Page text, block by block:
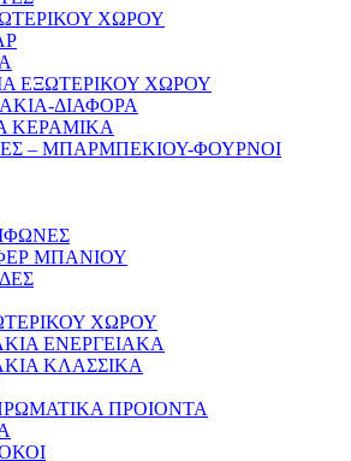
ΧΩΡΟΥ
ΕΞΩΤΕΡΙΚΟΥ ΧΩΡΟΥ
ΔΙΑΦΟΡΑ
ΚΕΡΑΜΙΚΑ
– ΜΠΑΡΜΠΕΚΙΟΥ-ΦΟΥΡΝΟΙ
ΜΠΑΝΙΟΥ
ΧΩΡΟΥ
ΕΝΕΡΓΕΙΑΚΑ
ΚΛΑΣΣΙΚΑ
ΠΡΟΙΟΝΤΑ